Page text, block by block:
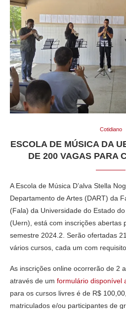
Cotidiano
ESCOLA DE MÚSICA DA
DE 200 VAGAS PARA
A Escola de Música D’alva Stella
Departamento de Artes (DART) da
(Fala) da Universidade do Estado
(Uern), está com inscrições abertas
semestre 2024.2. Serão ofertadas
vários cursos, cada um com
As inscrições online ocorrerão de 2
através de um formulário disponível
para os cursos livres é de R$
matriculados e/ou participantes de